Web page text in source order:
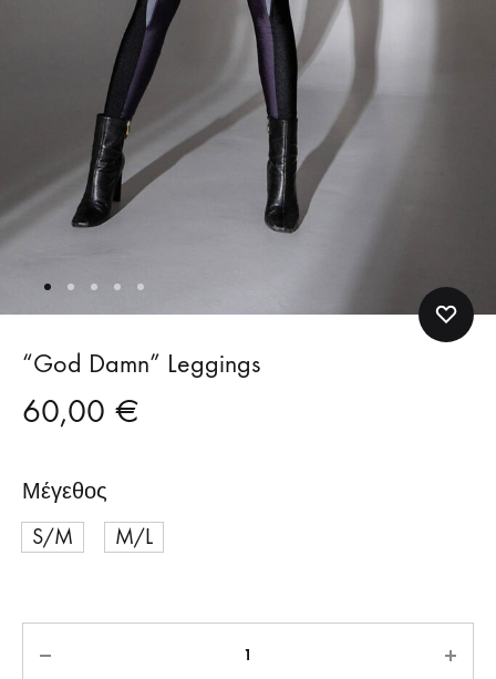
“God Damn” Leggings
60,00 €
Μέγεθος
S/M
M/L